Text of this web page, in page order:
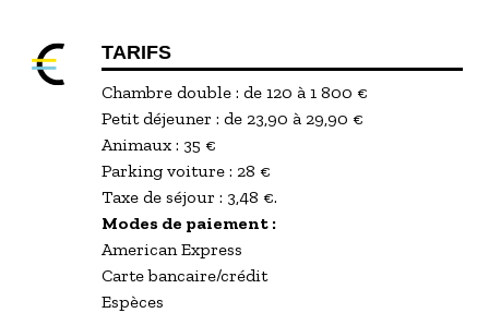
TARIFS
Chambre double : de 120 à 1 800 €
Petit déjeuner : de 23,90 à 29,90 €
Animaux : 35 €
Parking voiture : 28 €
Taxe de séjour : 3,48 €.
Modes de paiement :
American Express
Carte bancaire/crédit
Espèces